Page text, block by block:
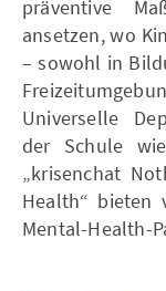
präventive
ansetzen, wo
– sowohl in
Universelle
der Schule
„krisenchat
Health“ bieten
Mental-Health-